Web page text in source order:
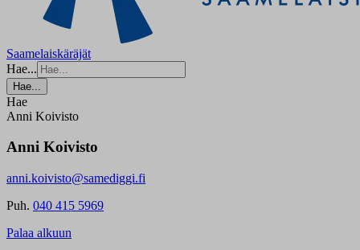
Saamelaiskäräjät
Hae...
Hae...
Hae
Anni Koivisto
Anni Koivisto
anni.koivisto@samediggi.fi
Puh. 040 415 5969
Palaa alkuun